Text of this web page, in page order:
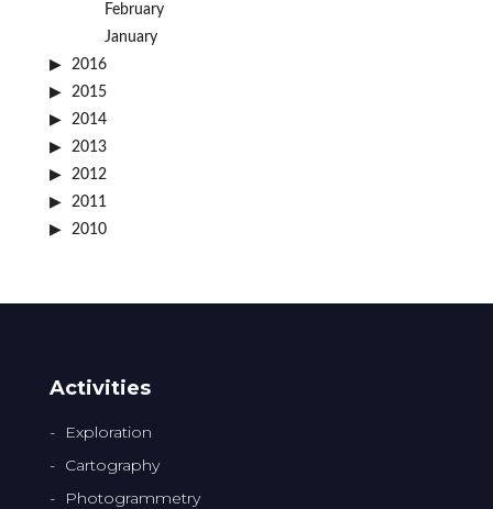
February
January
2016
2015
2014
2013
2012
2011
2010
Activities
Exploration
Cartography
Photogrammetry